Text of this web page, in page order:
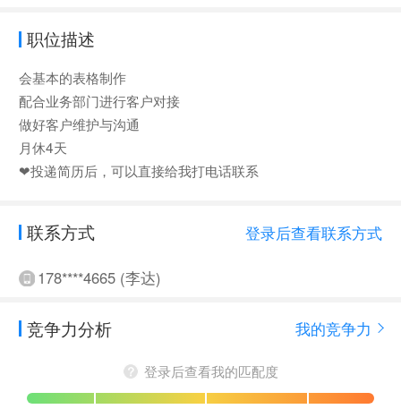
职位描述
会基本的表格制作
配合业务部门进行客户对接
做好客户维护与沟通
月休4天
❤投递简历后，可以直接给我打电话联系
联系方式 登录后查看联系方式
178****4665 (李达)
竞争力分析 我的竞争力
登录后查看我的匹配度